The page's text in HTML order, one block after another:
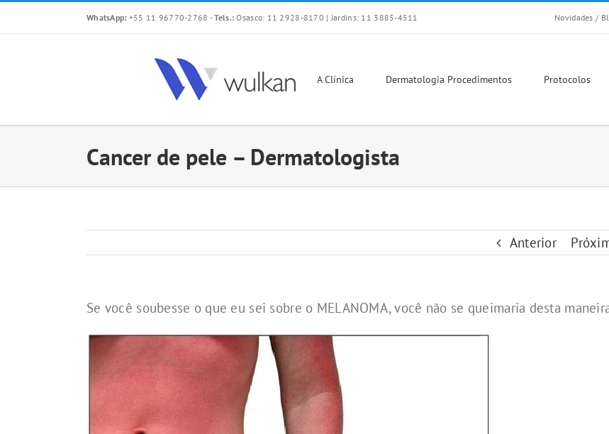
to
WhatsApp: +55 11 96770-2768 -Tels.: Osasco: 11 2928-8170 | Jardins: 11 3885-4511 Novidades /
A Clínica Dermatologia Procedimentos Protocolos
Cancer de pele – Dermatologista
Anterior
Se você soubesse o que eu sei sobre o MELANOMA, você não se queimaria desta